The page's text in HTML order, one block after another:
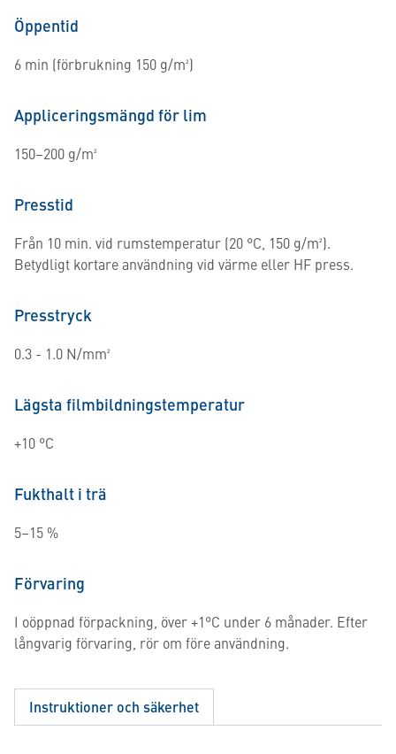
Öppentid
6 min (förbrukning 150 g/m²)
Appliceringsmängd för lim
150–200 g/m²
Presstid
Från 10 min. vid rumstemperatur (20 °C, 150 g/m²).
Betydligt kortare användning vid värme eller HF press.
Presstryck
0.3 - 1.0 N/mm²
Lägsta filmbildningstemperatur
+10 °C
Fukthalt i trä
5–15 %
Förvaring
I oöppnad förpackning, över +1°C under 6 månader. Efter
långvarig förvaring, rör om före användning.
Instruktioner och säkerhet